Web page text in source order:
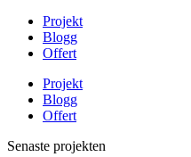
Projekt
Blogg
Offert
Projekt
Blogg
Offert
Senaste projekten